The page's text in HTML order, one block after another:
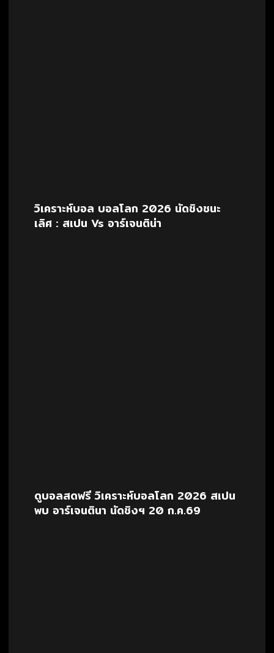
วิเคราะห์บอล บอลโลก 2026 นัดชิงชนะ
เลิศ : สเปน Vs อาร์เจนติน่า
ดูบอลสดฟรี วิเคราะห์บอลโลก 2026 สเปน
พบ อาร์เจนตินา นัดชิงฯ 20 ก.ค.69